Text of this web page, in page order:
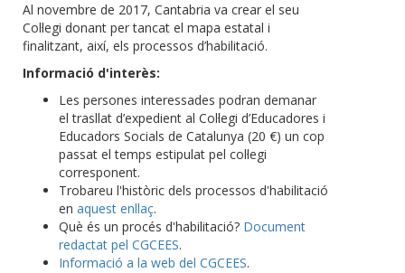
Al novembre de 2017, Cantabria va crear el seu
Col·legi donant per tancat el mapa estatal i
finalitzant, així, els processos d’habilitació.
Informació d'interès:
Les persones interessades podran demanar
el trasllat d’expedient al Col·legi d’Educadores i
Educadors Socials de Catalunya (20 €) un cop
passat el temps estipulat pel col·legi
corresponent.
Trobareu l'històric dels processos d'habilitació
en aquest enllaç.
Què és un procés d'habilitació? Document
redactat pel CGCEES.
Informació a la web del CGCEES.